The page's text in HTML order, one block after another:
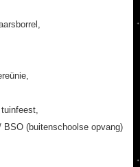
(buitenschoolse opvang)